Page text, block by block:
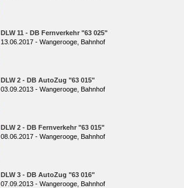
DLW 11 - DB Fernverkehr "63 025"
13.06.2017 - Wangerooge, Bahnhof
DLW 2 - DB AutoZug "63 015"
03.09.2013 - Wangerooge, Bahnhof
DLW 2 - DB Fernverkehr "63 015"
08.06.2017 - Wangerooge, Bahnhof
DLW 3 - DB AutoZug "63 016"
07.09.2013 - Wangerooge, Bahnhof